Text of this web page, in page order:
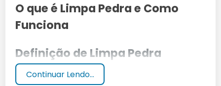
O que é Limpa Pedra e Como
Funciona
Definição de Limpa Pedra
Limpa pedra é um produto específico para limpeza de
Continuar Lendo...